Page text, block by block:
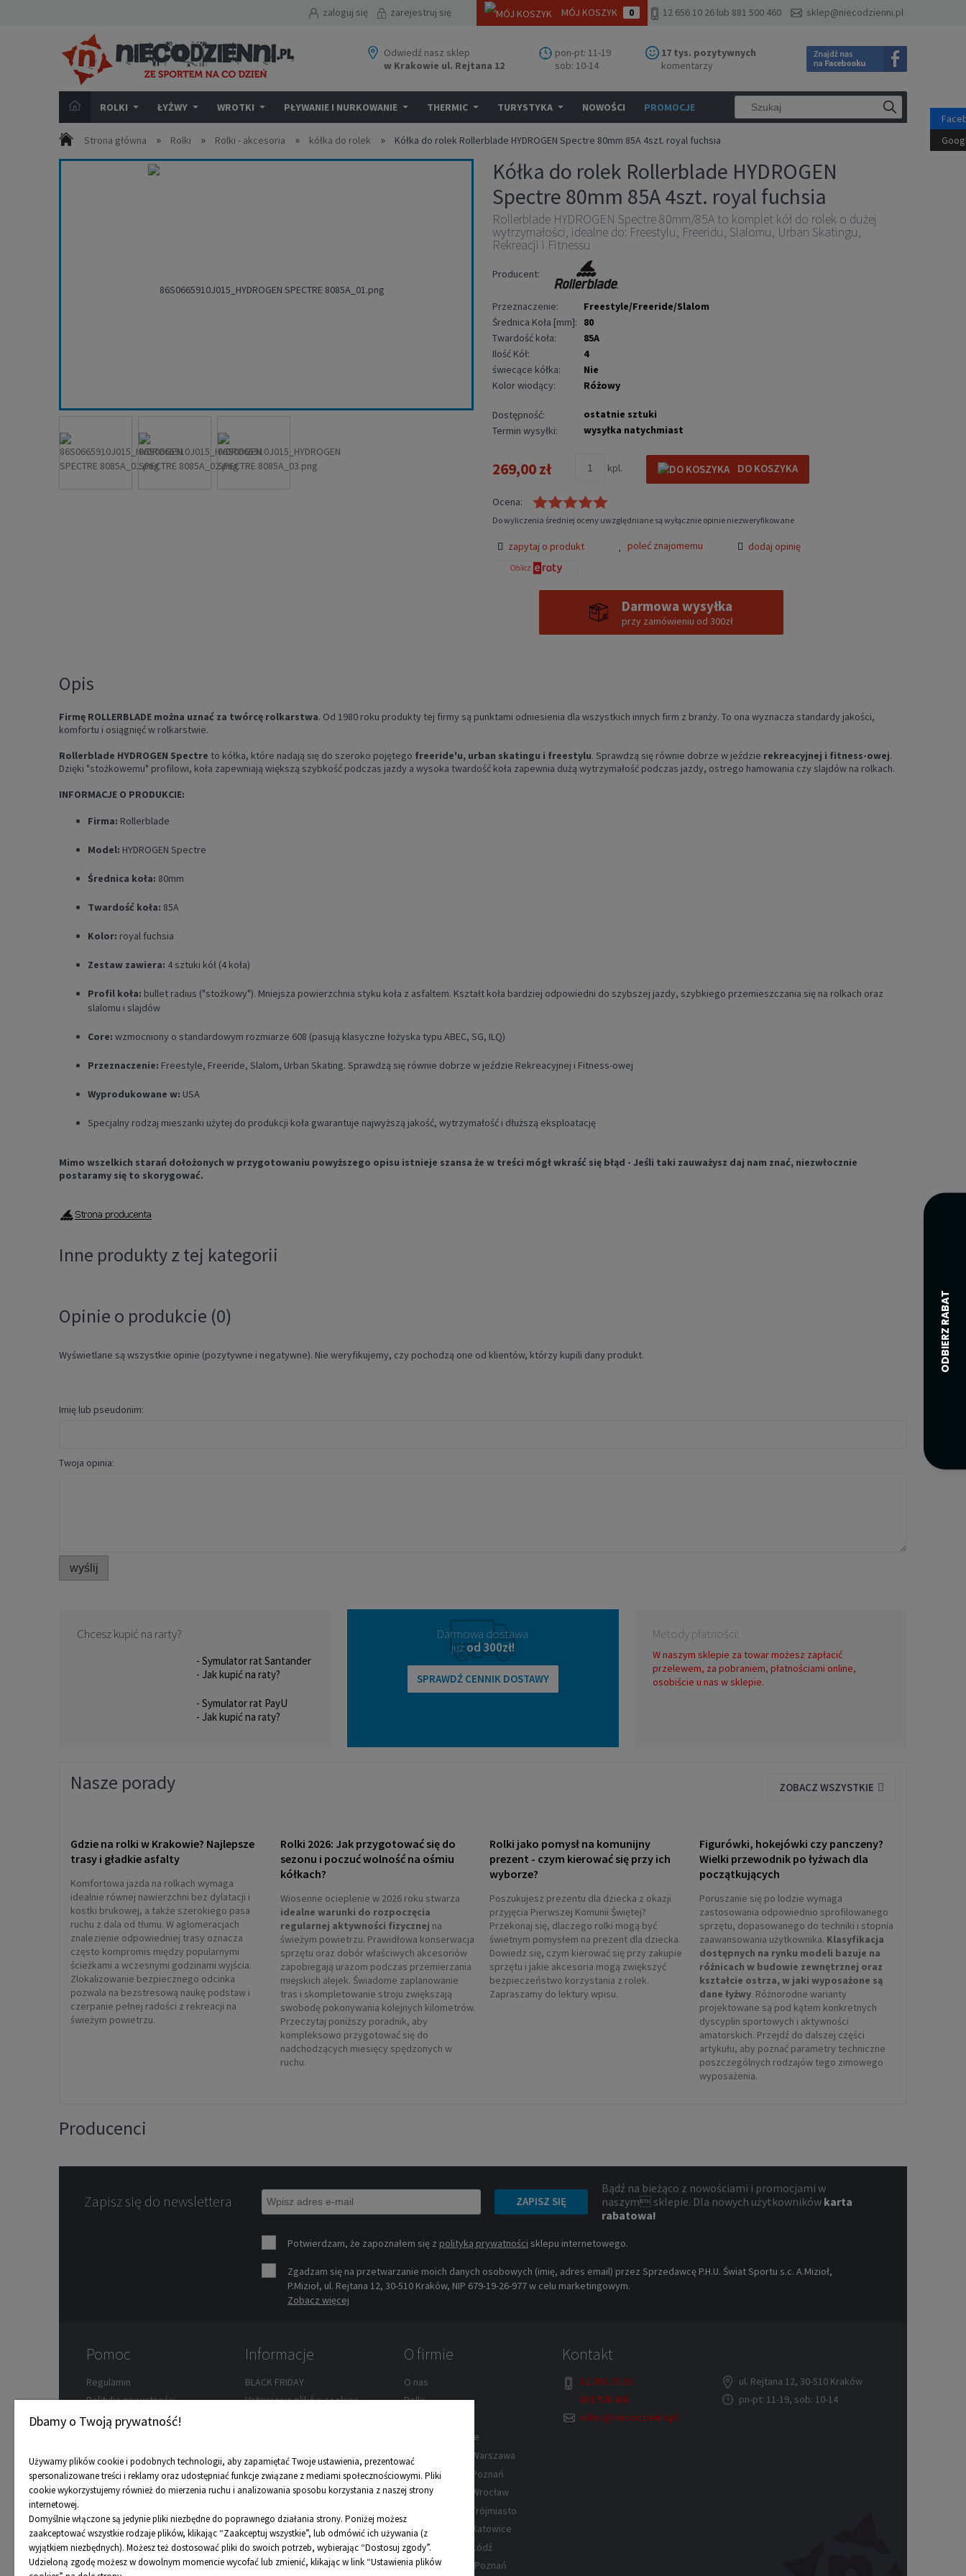
12 656 10 26 lub 881 500 460 sklep@niecodzienni.pl
MÓJ KOSZYK 0
zaloguj się zarejestruj się
Odwiedź nasz sklep
w Krakowie ul. Rejtana 12
pon-pt: 11-19
sob: 10-14
17 tys. pozytywnych
komentarzy
ROLKI ŁYŻWY WROTKI PŁYWANIE I NURKOWANIE THERMIC TURYSTYKA NOWOŚCI PROMOCJE
Strona główna » Rolki » Rolki - akcesoria » kółka do rolek » Kółka do rolek Rollerblade HYDROGEN Spectre 80mm 85A 4szt. royal fuchsia
Kółka do rolek Rollerblade HYDROGEN
Spectre 80mm 85A 4szt. royal fuchsia
Rollerblade HYDROGEN Spectre 80mm/85A to komplet kół do rolek o dużej
wytrzymałości, idealne do: Freestylu, Freeridu, Slalomu, Urban Skatingu,
Rekreacji i Fitnessu
Producent:
Przeznaczenie:
Freestyle/Freeride/Slalom
Średnica Koła [mm]:
80
Twardość koła:
85A
Ilość Kół:
4
świecące kółka:
Nie
Kolor wiodący:
Różowy
Dostępność:
ostatnie sztuki
Termin wysyłki:
wysyłka natychmiast
269,00 zł kpl. DO KOSZYKA
Ocena:
Do wyliczenia średniej oceny uwzględniane są wyłącznie opinie niezweryfikowane
zapytaj o produkt poleć znajomemu dodaj opinię
Darmowa wysyłka
przy zamówieniu od 300zł
Opis
Firmę ROLLERBLADE można uznać za twórcę rolkarstwa. Od 1980 roku produkty tej firmy są punktami odniesienia dla wszystkich innych firm z branży. To ona wyznacza standardy jakości,
komfortu i osiągnięć w rolkarstwie.
Rollerblade HYDROGEN Spectre to kółka, które nadają się do szeroko pojętego freeride'u, urban skatingu i freestylu. Sprawdzą się równie dobrze w jeździe rekreacyjnej i fitness-owej.
Dzięki "stożkowemu" profilowi, koła zapewniają większą szybkość podczas jazdy a wysoka twardość koła zapewnia dużą wytrzymałość podczas jazdy, ostrego hamowania czy slajdów na rolkach.
INFORMACJE O PRODUKCIE:
Firma: Rollerblade
Model: HYDROGEN Spectre
Średnica koła: 80mm
Twardość koła: 85A
Kolor: royal fuchsia
Zestaw zawiera: 4 sztuki kół (4 koła)
Profil koła: bullet radius ("stożkowy"). Mniejsza powierzchnia styku koła z asfaltem. Kształt koła bardziej odpowiedni do szybszej jazdy, szybkiego przemieszczania się na rolkach oraz
slalomu i slajdów
Core: wzmocniony o standardowym rozmiarze 608 (pasują klasyczne łożyska typu ABEC, SG, ILQ)
Przeznaczenie: Freestyle, Freeride, Slalom, Urban Skating. Sprawdzą się równie dobrze w jeździe Rekreacyjnej i Fitness-owej
Wyprodukowane w: USA
Specjalny rodzaj mieszanki użytej do produkcji koła gwarantuje najwyższą jakość, wytrzymałość i dłuższą eksploatację
Mimo wszelkich starań dołożonych w przygotowaniu powyższego opisu istnieje szansa że w treści mógł wkraść się błąd - Jeśli taki zauważysz daj nam znać, niezwłocznie
postaramy się to skorygować.
Inne produkty z tej kategorii
Opinie o produkcie (0)
Wyświetlane są wszystkie opinie (pozytywne i negatywne). Nie weryfikujemy, czy pochodzą one od klientów, którzy kupili dany produkt.
Imię lub pseudonim:
Twoja opinia:
wyślij
Chcesz kupić na rarty?
- Symulator rat Santander
- Jak kupić na raty?
- Symulator rat PayU
- Jak kupić na raty?
Darmowa dostawa
już od 300zł!
SPRAWDŹ CENNIK DOSTAWY
Metody płatności:
W naszym sklepie za towar możesz zapłacić
przelewem, za pobraniem, płatnościami online,
osobiście u nas w sklepie.
Nasze porady ZOBACZ WSZYSTKIE
Gdzie na rolki w Krakowie? Najlepsze
trasy i gładkie asfalty
Komfortowa jazda na rolkach wymaga
idealnie równej nawierzchni bez dylatacji i
kostki brukowej, a także szerokiego pasa
ruchu z dala od tłumu. W aglomeracjach
znalezienie odpowiedniej trasy oznacza
często kompromis między popularnymi
ścieżkami a wczesnymi godzinami wyjścia.
Zlokalizowanie bezpiecznego odcinka
pozwala na bezstresową naukę podstaw i
czerpanie pełnej radości z rekreacji na
świeżym powietrzu.
Rolki 2026: Jak przygotować się do
sezonu i poczuć wolność na ośmiu
kółkach?
Wiosenne ocieplenie w 2026 roku stwarza
idealne warunki do rozpoczęcia
regularnej aktywności fizycznej na
świeżym powietrzu. Prawidłowa konserwacja
sprzętu oraz dobór właściwych akcesoriów
zapobiegają urazom podczas przemierzania
miejskich alejek. Świadome zaplanowanie
tras i skompletowanie stroju zwiększają
swobodę pokonywania kolejnych kilometrów.
Przeczytaj poniższy poradnik, aby
kompleksowo przygotować się do
nadchodzących miesięcy spędzonych w
ruchu.
Rolki jako pomysł na komunijny
prezent - czym kierować się przy ich
wyborze?
Poszukujesz prezentu dla dziecka z okazji
przyjęcia Pierwszej Komunii Świętej?
Przekonaj się, dlaczego rolki mogą być
świetnym pomysłem na prezent dla dziecka.
Dowiedz się, czym kierować się przy zakupie
sprzętu i jakie akcesoria mogą zwiększyć
bezpieczeństwo korzystania z rolek.
Zapraszamy do lektury wpisu.
Figurówki, hokejówki czy panczeny?
Wielki przewodnik po łyżwach dla
początkujących
Poruszanie się po lodzie wymaga
zastosowania odpowiednio sprofilowanego
sprzętu, dopasowanego do techniki i stopnia
zaawansowania użytkownika. Klasyfikacja
dostępnych na rynku modeli bazuje na
różnicach w budowie zewnętrznej oraz
kształcie ostrza, w jaki wyposażone są
dane łyżwy. Różnorodne warianty
projektowane są pod kątem konkretnych
dyscyplin sportowych i aktywności
amatorskich. Przejdź do dalszej części
artykułu, aby poznać parametry techniczne
poszczególnych rodzajów tego zimowego
wyposażenia.
Producenci
Zapisz się do newslettera ZAPISZ SIĘ
Bądź na bieżąco z nowościami i promocjami w
naszym sklepie. Dla nowych użytkowników karta
rabatowa!
Potwierdzam, że zapoznałem się z polityką prywatności sklepu internetowego.
Zgadzam się na przetwarzanie moich danych osobowych (imię, adres email) przez Sprzedawcę P.H.U. Świat Sportu s.c. A.Mizioł,
P.Mizioł, ul. Rejtana 12, 30-510 Kraków, NIP 679-19-26-977 w celu marketingowym.
Zobacz więcej
Pomoc
Regulamin
Polityka prywatności
Zwroty
Formy płatności
Reklamacje
FAQ
Informacje
BLACK FRIDAY
Ustawienia plików cookies
Dostępność towarów
Karta podarunkowa
Program rabatowy
Odbiór osobisty
O firmie
O nas
Rolki
Dane kontaktowe
Sklep z rolkami Warszawa
Sklep z rolkami Poznań
Sklep z rolkami Wrocław
Sklep z rolkami Trójmiasto
Sklep z rolkami Katowice
Sklep z rolkami Łódź
Sklep z łyżwami Poznań
Kontakt
12 656 10 26
881 500 460
sklep@niecodzienni.pl
ul. Rejtana 12, 30-510 Kraków
pn-pt: 11-19, sob: 10-14
Dbamy o Twoją prywatność!
Używamy plików cookie i podobnych technologii, aby zapamiętać Twoje ustawienia, prezentować
spersonalizowane treści i reklamy oraz udostępniać funkcje związane z mediami społecznościowymi. Pliki
cookie wykorzystujemy również do mierzenia ruchu i analizowania sposobu korzystania z naszej strony
internetowej.
Domyślnie włączone są jedynie pliki niezbędne do poprawnego działania strony. Poniżej możesz
zaakceptować wszystkie rodzaje plików, klikając “Zaakceptuj wszystkie”, lub odmówić ich używania (z
wyjątkiem niezbędnych). Możesz też dostosować pliki do swoich potrzeb, wybierając “Dostosuj zgody”.
Udzieloną zgodę możesz w dowolnym momencie wycofać lub zmienić, klikając w link “Ustawienia plików